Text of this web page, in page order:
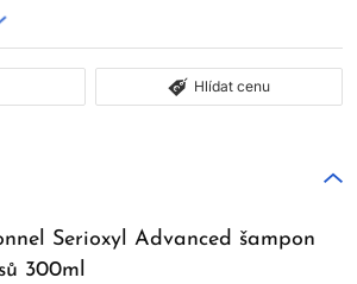
Hlídat cenu
Serioxyl Advanced šampon
300ml